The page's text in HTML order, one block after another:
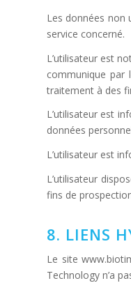
Les données non
service concerné.
L’utilisateur est
communique
traitement à des
L’utilisateur est
données
L’utilisateur est
L’utilisateur
fins de
8. LIENS
Le site
Technology n’a